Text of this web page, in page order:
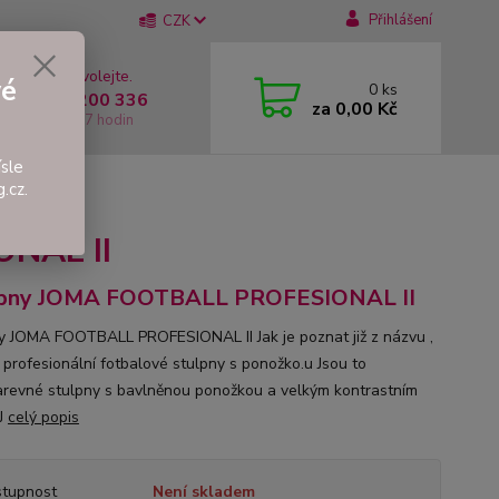
CZK Přihlášení
si rady? Zavolejte.
737 200 336
Pátek: 8 - 17 hodin
0 ks
za 0,00 Kč
II
JOMA FOOTBALL PROFESIONAL II
JOMA FOOTBALL PROFESIONAL II Jak je poznat již z názvu ,
fotbalové stulpny s ponožko.u Jsou to
stulpny s bavlněnou ponožkou a velkým kontrastním
celý popis
Není skladem